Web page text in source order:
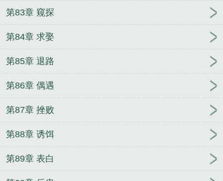
第83章 窥探
第84章 求娶
第85章 退路
第86章 偶遇
第87章 挫败
第88章 诱饵
第89章 表白